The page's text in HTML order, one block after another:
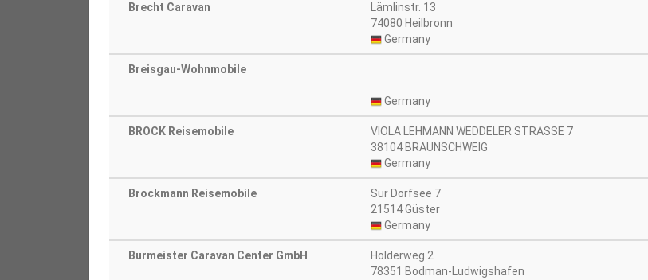
Brecht Caravan
Lämlinstr. 13
74080 Heilbronn
Germany
Breisgau-Wohnmobile
Germany
BROCK Reisemobile
VIOLA LEHMANN WEDDELER STRASSE 7
38104 BRAUNSCHWEIG
Germany
Brockmann Reisemobile
Sur Dorfsee 7
21514 Güster
Germany
Burmeister Caravan Center GmbH
Holderweg 2
78351 Bodman-Ludwigshafen